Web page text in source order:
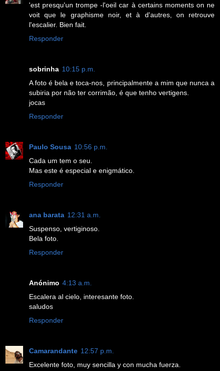
'est presqu'un trompe -l'oeil car à certains moments on ne
voit que le graphisme noir, et à d'autres, on retrouve
l'escalier. Bien fait.
Responder
sobrinha 10:15 p.m.
A foto é bela e toca-nos, principalmente a mim que nunca a
subiria por não ter corrimão, é que tenho vertigens.
jocas
Responder
Paulo Sousa 10:56 p.m.
Cada um tem o seu.
Mas este é especial e enigmático.
Responder
ana barata 12:31 a.m.
Suspenso, vertiginoso.
Bela foto.
Responder
Anónimo 4:13 a.m.
Escalera al cielo, interesante foto.
saludos
Responder
Camarandante 12:57 p.m.
Excelente foto, muy sencilla y con mucha fuerza.